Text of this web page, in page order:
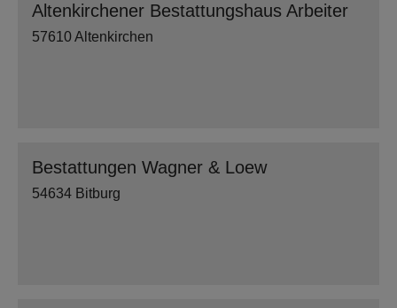
Altenkirchener Bestattungshaus Arbeiter
57610 Altenkirchen
Bestattungen Wagner & Loew
54634 Bitburg